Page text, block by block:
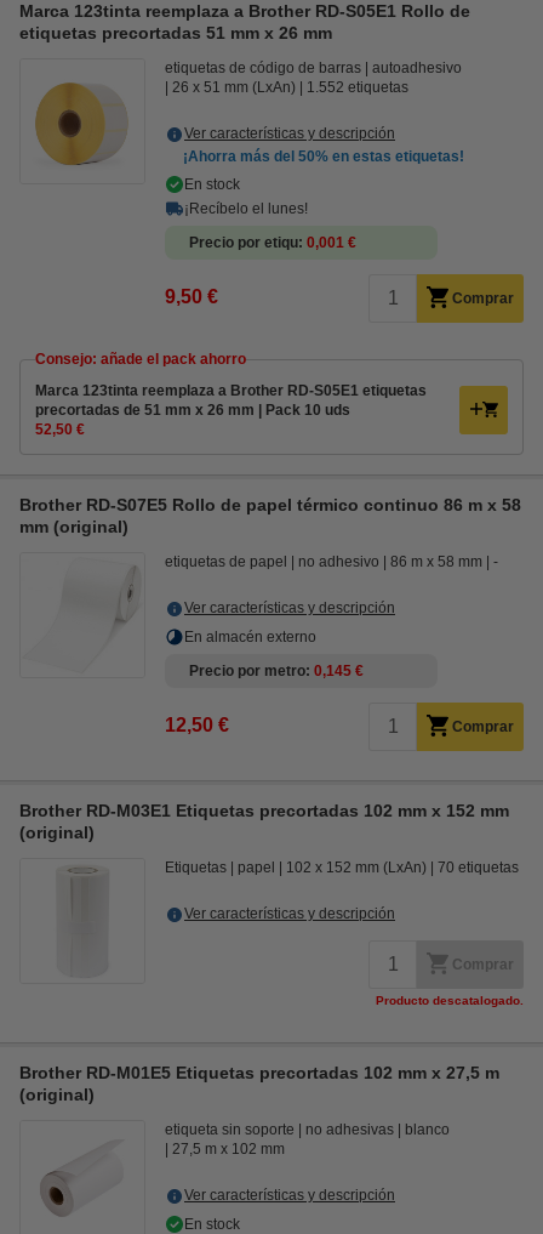
Marca 123tinta reemplaza a Brother RD-S05E1 Rollo de
etiquetas precortadas 51 mm x 26 mm
etiquetas de código de barras
autoadhesivo
26 x 51 mm (LxAn)
1.552 etiquetas
Ver características y descripción
¡Ahorra más del 50% en estas etiquetas!
En stock
¡Recíbelo el lunes!
Precio por etiqu 0,001 €
9,50 € Comprar
Consejo: añade el pack ahorro
Marca 123tinta reemplaza a Brother RD-S05E1 etiquetas
precortadas de 51 mm x 26 mm | Pack 10 uds
52,50 €
Brother RD-S07E5 Rollo de papel térmico continuo 86 m x 58
mm (original)
etiquetas de papel no adhesivo 86 m x 58 mm -
Ver características y descripción
En almacén externo
Precio por metro 0,145 €
12,50 € Comprar
Brother RD-M03E1 Etiquetas precortadas 102 mm x 152 mm
(original)
Etiquetas papel 102 x 152 mm (LxAn) 70 etiquetas
Ver características y descripción
Comprar
Producto descatalogado.
Brother RD-M01E5 Etiquetas precortadas 102 mm x 27,5 m
(original)
etiqueta sin soporte no adhesivas
blanco
27,5 m x 102 mm
Ver características y descripción
En stock